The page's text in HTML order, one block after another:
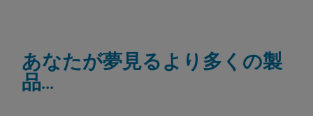
あなたが夢見るより多くの製
品...